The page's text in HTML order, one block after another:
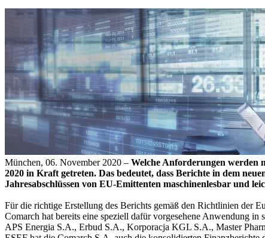
München, 06. November 2020 – Welche Anforderungen werden
2020 in Kraft getreten. Das bedeutet, dass Berichte in dem
Jahresabschlüssen von EU-Emittenten maschinenlesbar und
Für die richtige Erstellung des Berichts gemäß den Richtlinien der
Comarch hat bereits eine speziell dafür vorgesehene Anwendung
APS Energia S.A., Erbud S.A., Korporacja KGL S.A., Master